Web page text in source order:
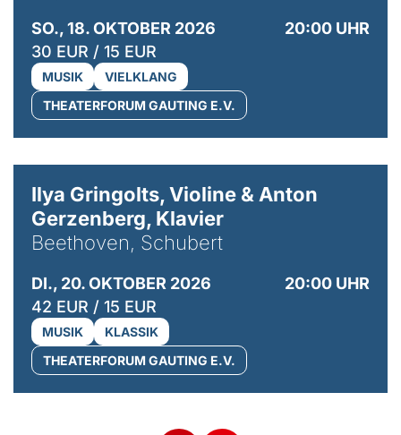
SO., 18. OKTOBER 2026
20:00 UHR
30 EUR / 15 EUR
MUSIK
VIELKLANG
THEATERFORUM GAUTING E.V.
Ilya Gringolts, Violine & Anton
Gerzenberg, Klavier
Beethoven, Schubert
DI., 20. OKTOBER 2026
20:00 UHR
42 EUR / 15 EUR
MUSIK
KLASSIK
THEATERFORUM GAUTING E.V.